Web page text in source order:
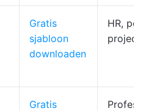
Gratis
sjabloon
downloaden
HR,
Gratis